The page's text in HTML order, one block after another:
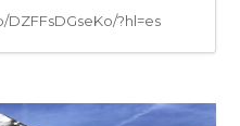
?hl=es